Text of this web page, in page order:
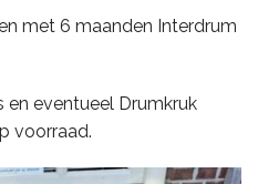
met 6 maanden Interdrum
en eventueel Drumkruk
voorraad.